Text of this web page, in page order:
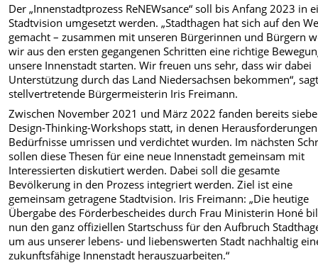
Der „Innenstadtprozess ReNEWsance“ soll bis Anfang 2023 in
Stadtvision umgesetzt werden. „Stadthagen hat sich auf den
gemacht – zusammen mit unseren Bürgerinnen und Bürgern
wir aus den ersten gegangenen Schritten eine richtige
unsere Innenstadt starten. Wir freuen uns sehr, dass wir dabei
Unterstützung durch das Land Niedersachsen bekommen“,
stellvertretende Bürgermeisterin Iris Freimann.
Zwischen November 2021 und März 2022 fanden bereits
Design-Thinking-Workshops statt, in denen
Bedürfnisse umrissen und verdichtet wurden. Im nächsten
sollen diese Thesen für eine neue Innenstadt gemeinsam mit
Interessierten diskutiert werden. Dabei soll die gesamte
Bevölkerung in den Prozess integriert werden. Ziel ist eine
gemeinsam getragene Stadtvision. Iris Freimann: „Die heutige
Übergabe des Förderbescheides durch Frau Ministerin Honé
nun den ganz offiziellen Startschuss für den Aufbruch
um aus unserer lebens- und liebenswerten Stadt nachhaltig
zukunftsfähige Innenstadt herauszuarbeiten.“